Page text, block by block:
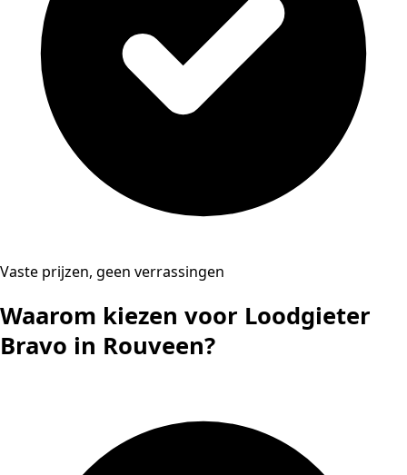
Vaste prijzen, geen verrassingen
Waarom kiezen voor Loodgieter
Bravo in Rouveen?